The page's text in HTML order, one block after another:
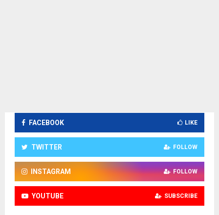
FACEBOOK LIKE
TWITTER FOLLOW
INSTAGRAM FOLLOW
YOUTUBE SUBSCRIBE